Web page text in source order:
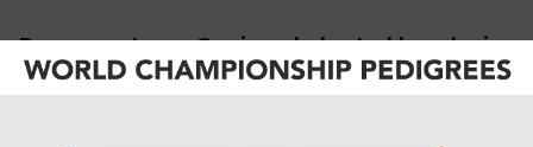
Daarnaast was Genin ook de sterkhouder in
de 1,45m Big Tour